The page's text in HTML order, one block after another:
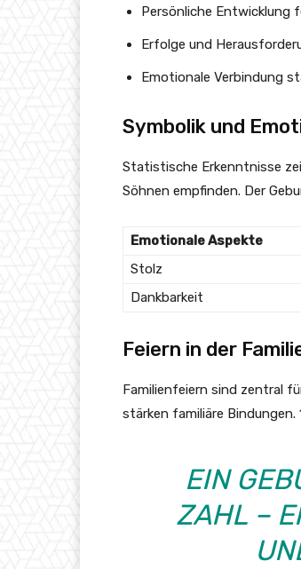
Persönliche Entwicklung
Erfolge und
Emotionale Verbindung
Symbolik und
Statistische Erkenntnisse
Söhnen empfinden. Der
Emotionale Aspekte
Stolz
Dankbarkeit
Feiern in der
Familienfeiern sind zentral
stärken familiäre
EIN
ZAHL –